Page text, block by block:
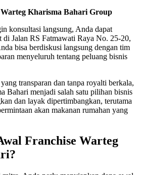
Kharisma Bahari Group
konsultasi langsung, Anda dapat
di Jalan RS Fatmawati Raya No. 25-20,
bisa berdiskusi langsung dengan tim
menyeluruh tentang peluang bisnis
transparan dan tanpa royalti berkala,
Bahari menjadi salah satu pilihan bisnis
dan layak dipertimbangkan, terutama
akan makanan rumahan yang
Franchise Warteg